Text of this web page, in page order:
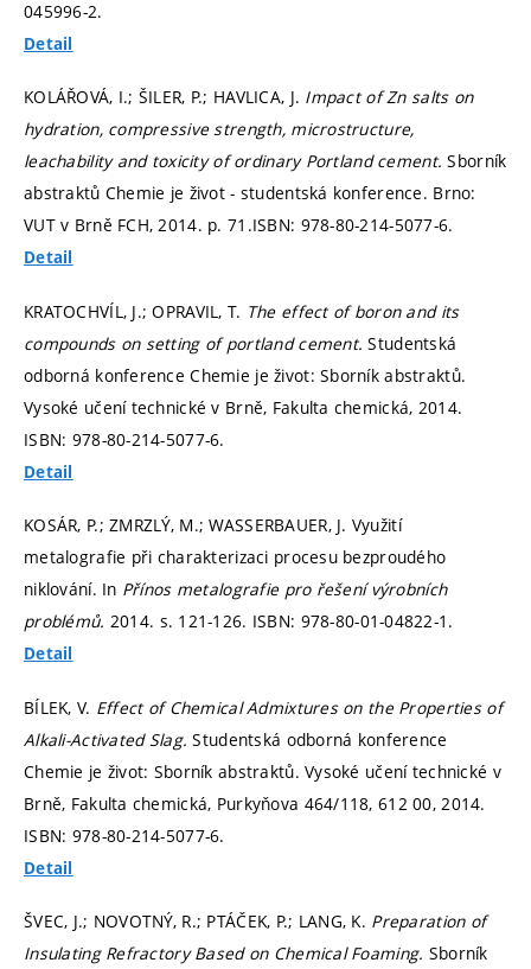
045996-2.
Detail
KOLÁŘOVÁ, I.; ŠILER, P.; HAVLICA, J. Impact of Zn salts on
hydration, compressive strength, microstructure,
leachability and toxicity of ordinary Portland cement.Sborník
abstraktů Chemie je život - studentská konference. Brno:
VUT v Brně FCH, 2014. p. 71.ISBN: 978-80-214-5077-6.
Detail
KRATOCHVÍL, J.; OPRAVIL, T. The effect of boron and its
compounds on setting of portland cement.Studentská
odborná konference Chemie je život: Sborník abstraktů.
Vysoké učení technické v Brně, Fakulta chemická, 2014.
ISBN: 978-80-214-5077-6.
Detail
KOSÁR, P.; ZMRZLÝ, M.; WASSERBAUER, J. Využití
metalografie při charakterizaci procesu bezproudého
niklování. In Přínos metalografie pro řešení výrobních
problémů. 2014. s. 121-126. ISBN: 978-80-01-04822-1.
Detail
BÍLEK, V. Effect of Chemical Admixtures on the Properties of
Alkali-Activated Slag.Studentská odborná konference
Chemie je život: Sborník abstraktů. Vysoké učení technické v
Brně, Fakulta chemická, Purkyňova 464/118, 612 00, 2014.
ISBN: 978-80-214-5077-6.
Detail
ŠVEC, J.; NOVOTNÝ, R.; PTÁČEK, P.; LANG, K. Preparation of
Insulating Refractory Based on Chemical Foaming. Sborník